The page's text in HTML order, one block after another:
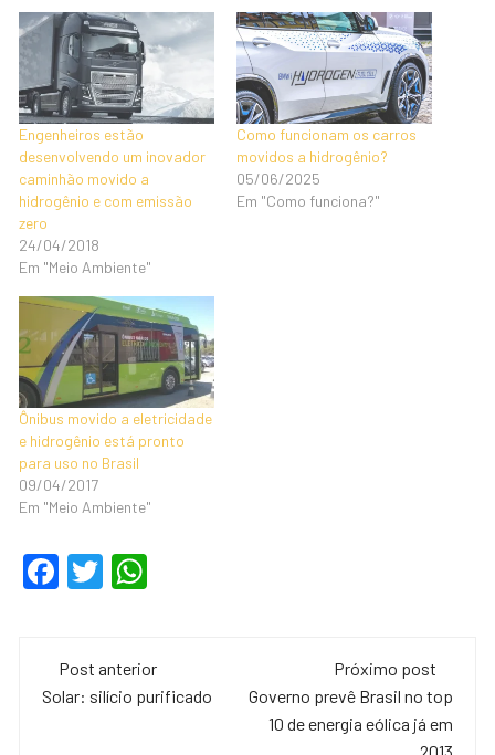
Engenheiros estão
desenvolvendo um inovador
caminhão movido a
hidrogênio e com emissão
zero
24/04/2018
Em "Meio Ambiente"
Como funcionam os carros
movidos a hidrogênio?
05/06/2025
Em "Como funciona?"
Ônibus movido a eletricidade
e hidrogênio está pronto
para uso no Brasil
09/04/2017
Em "Meio Ambiente"
F
e
b
T
er s
A
Navegação
de
Post anterior
Solar: silício purificado
Próximo post
Governo prevê Brasil no top
10 de energia eólica já em